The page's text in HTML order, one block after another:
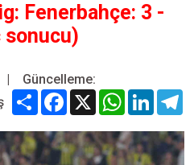
Fenerbahçe: 3 -
sonucu)
|
Güncelleme:
Share Facebook
X WhatsApp